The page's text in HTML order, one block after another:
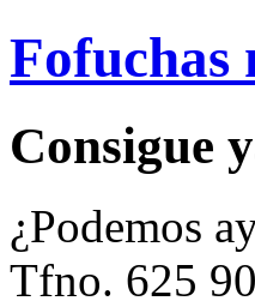
Fofuchas
Consigue
¿Podemos
Tfno. 625